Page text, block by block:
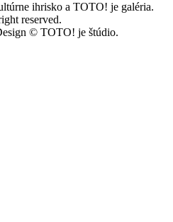
ihrisko a TOTO! je galéria.
reserved.
© TOTO! je štúdio.